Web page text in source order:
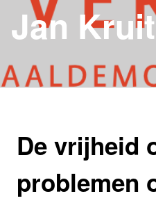
Jan
De vrijheid
problemen